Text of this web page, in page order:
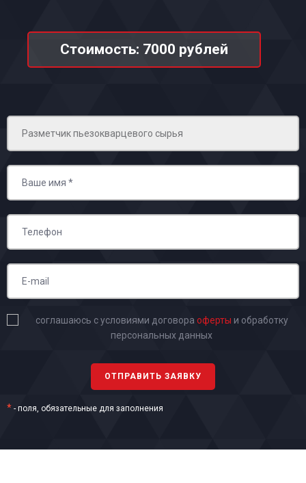
Стоимость: 7000 рублей
соглашаюсь с условиями договора оферты и обработку
персональных данных
* - поля, обязательные для заполнения